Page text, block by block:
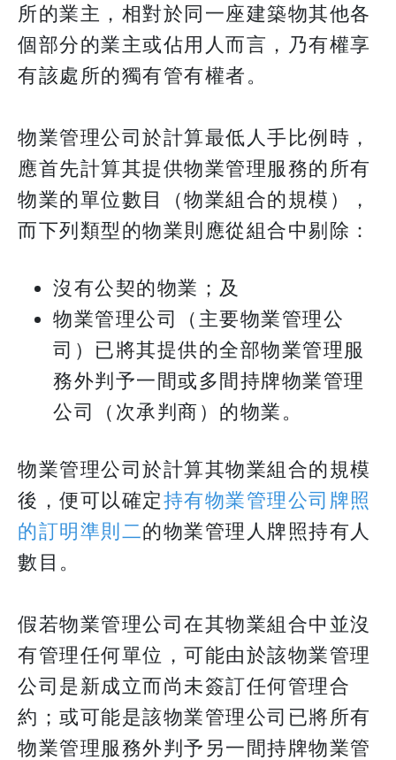
所的業主，相對於同一座建築物其他各
個部分的業主或佔用人而言，乃有權享
有該處所的獨有管有權者。
物業管理公司於計算最低人手比例時，
應首先計算其提供物業管理服務的所有
物業的單位數目（物業組合的規模），
而下列類型的物業則應從組合中剔除：
沒有公契的物業；及
物業管理公司（主要物業管理公
司）已將其提供的全部物業管理服
務外判予一間或多間持牌物業管理
公司（次承判商）的物業。
物業管理公司於計算其物業組合的規模
後，便可以確定持有物業管理公司牌照
的訂明準則二的物業管理人牌照持有人
數目。
假若物業管理公司在其物業組合中並沒
有管理任何單位，可能由於該物業管理
公司是新成立而尚未簽訂任何管理合
約；或可能是該物業管理公司已將所有
物業管理服務外判予另一間持牌物業管